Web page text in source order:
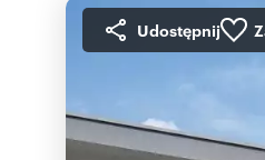
Udostępnij